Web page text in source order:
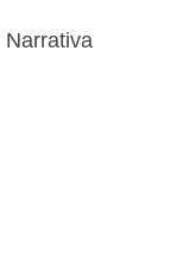
Narrativa